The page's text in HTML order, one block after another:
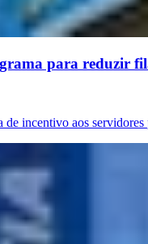
para reduzir
de incentivo aos